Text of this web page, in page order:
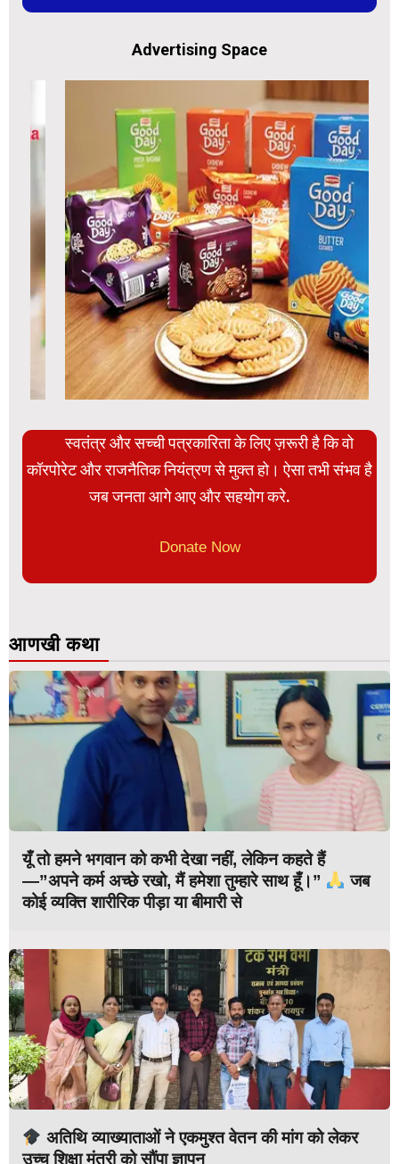
Advertising Space
स्वतंत्र और सच्ची पत्रकारिता के लिए ज़रूरी है कि वो
कॉरपोरेट और राजनैतिक नियंत्रण से मुक्त हो। ऐसा तभी संभव है
जब जनता आगे आए और सहयोग करे.
Donate Now
आणखी कथा
यूँ तो हमने भगवान को कभी देखा नहीं, लेकिन कहते हैं
—”अपने कर्म अच्छे रखो, मैं हमेशा तुम्हारे साथ हूँ।”
जब
कोई व्यक्ति शारीरिक पीड़ा या बीमारी से
अतिथि व्याख्याताओं ने एकमुश्त वेतन की मांग को लेकर
उच्च शिक्षा मंत्री को सौंपा ज्ञापन